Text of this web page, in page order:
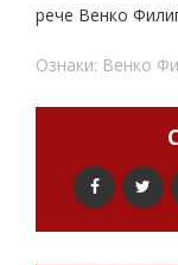
рече Венко
Ознаки: Венко